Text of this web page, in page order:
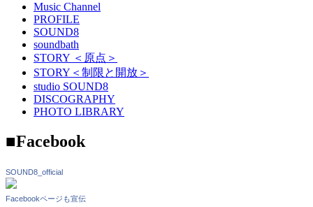
Music Channel
PROFILE
SOUND8
soundbath
STORY ＜原点＞
STORY＜制限と開放＞
studio SOUND8
DISCOGRAPHY
PHOTO LIBRARY
■Facebook
SOUND8_official
Facebookページも宣伝